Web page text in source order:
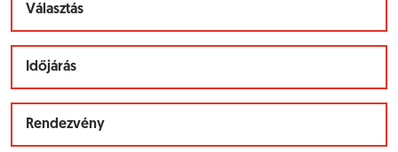
Választás
Időjárás
Rendezvény